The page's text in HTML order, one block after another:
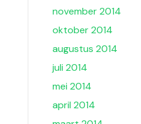
november 2014
oktober 2014
augustus 2014
juli 2014
mei 2014
april 2014